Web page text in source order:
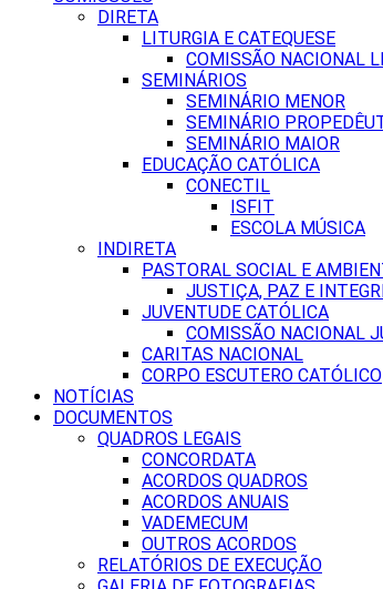
DIRETA
LITURGIA E CATEQUESE
COMISSÃO NACIONAL
SEMINÁRIOS
SEMINÁRIO MENOR
SEMINÁRIO
SEMINÁRIO MAIOR
EDUCAÇÃO CATÓLICA
CONECTIL
ISFIT
ESCOLA MÚSICA
INDIRETA
PASTORAL SOCIAL E
JUSTIÇA, PAZ E
JUVENTUDE CATÓLICA
COMISSÃO NACIONAL
CARITAS NACIONAL
CORPO ESCUTERO CATÓLICO
NOTÍCIAS
DOCUMENTOS
QUADROS LEGAIS
CONCORDATA
ACORDOS QUADROS
ACORDOS ANUAIS
VADEMECUM
OUTROS ACORDOS
RELATÓRIOS DE EXECUÇÃO